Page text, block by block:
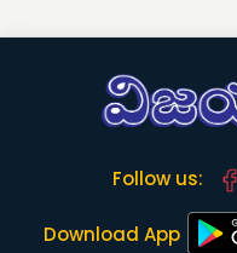
Follow us:
Download App